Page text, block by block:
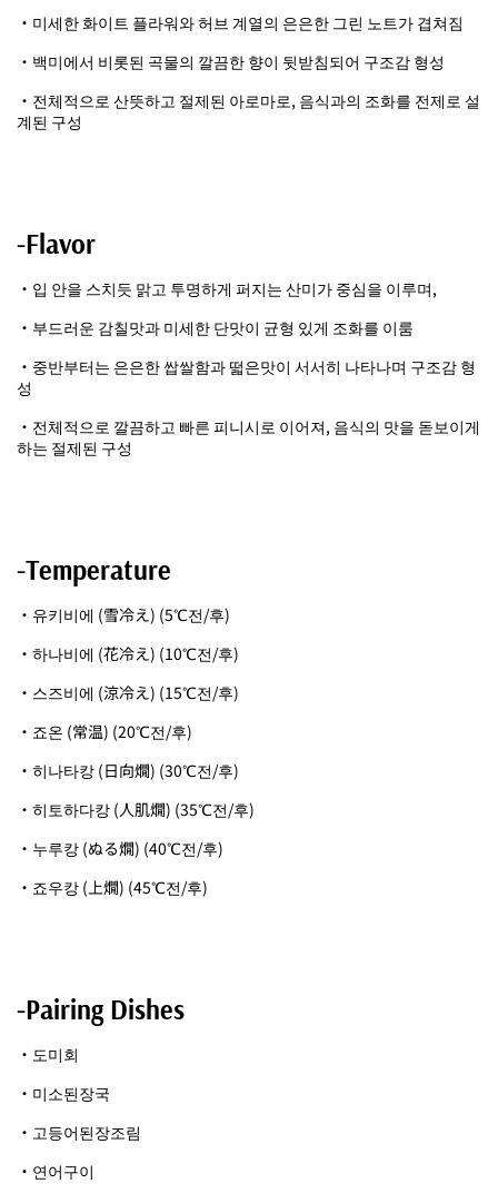
・미세한 화이트 플라워와 허브 계열의 은은한 그린 노트가 겹쳐짐
・백미에서 비롯된 곡물의 깔끔한 향이 뒷받침되어 구조감 형성
・전체적으로 산뜻하고 절제된 아로마로, 음식과의 조화를 전제로 설
계된 구성
-Flavor
・입 안을 스치듯 맑고 투명하게 퍼지는 산미가 중심을 이루며,
・부드러운 감칠맛과 미세한 단맛이 균형 있게 조화를 이룸
・중반부터는 은은한 쌉쌀함과 떫은맛이 서서히 나타나며 구조감 형
성
・전체적으로 깔끔하고 빠른 피니시로 이어져, 음식의 맛을 돋보이게
하는 절제된 구성
-Temperature
・유키비에 (雪冷え) (5℃전/후)
・하나비에 (花冷え) (10℃전/후)
・스즈비에 (涼冷え) (15℃전/후)
・죠온 (常温) (20℃전/후)
・히나타캉 (日向燗) (30℃전/후)
・히토하다캉 (人肌燗) (35℃전/후)
・누루캉 (ぬる燗) (40℃전/후)
・죠우캉 (上燗) (45℃전/후)
-Pairing Dishes
・도미회
・미소된장국
・고등어된장조림
・연어구이